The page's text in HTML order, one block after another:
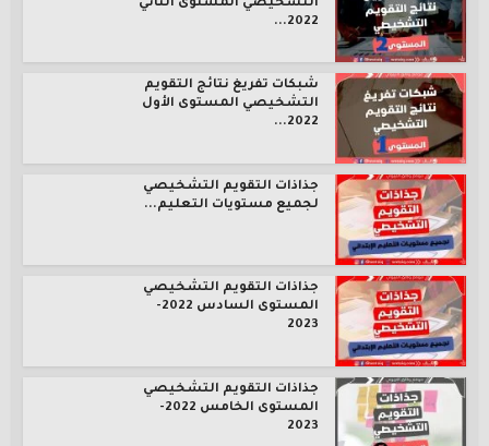
التشخيصي المستوى الثاني
2022...
شبكات تفريغ نتائج التقويم
التشخيصي المستوى الأول
2022...
جذاذات التقويم التشخيصي
لجميع مستويات التعليم...
جذاذات التقويم التشخيصي
المستوى السادس 2022-
2023
جذاذات التقويم التشخيصي
المستوى الخامس 2022-
2023